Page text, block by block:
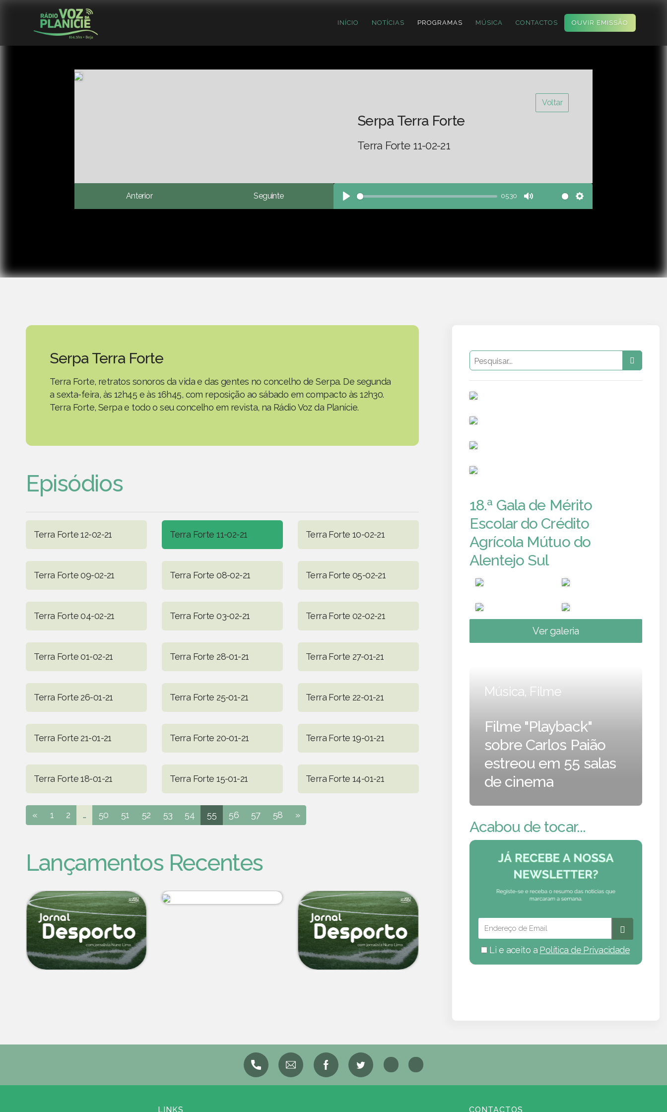
INÍCIO NOTÍCIAS PROGRAMAS MÚSICA CONTACTOS OUVIR EMISSÃO
Voltar
Serpa Terra Forte
Terra Forte 11-02-21
Anterior Seguinte
Play
05:30
Mute Settings
Serpa Terra Forte
Terra Forte, retratos sonoros da vida e das gentes no concelho de Serpa. De segunda
a sexta-feira, às 12h45 e às 16h45, com reposição ao sábado em compacto às 12h30.
Terra Forte, Serpa e todo o seu concelho em revista, na Rádio Voz da Planície.
Episódios
Terra Forte 12-02-21 Terra Forte 11-02-21 Terra Forte 10-02-21
Terra Forte 09-02-21 Terra Forte 08-02-21 Terra Forte 05-02-21
Terra Forte 04-02-21 Terra Forte 03-02-21 Terra Forte 02-02-21
Terra Forte 01-02-21 Terra Forte 28-01-21 Terra Forte 27-01-21
Terra Forte 26-01-21 Terra Forte 25-01-21 Terra Forte 22-01-21
Terra Forte 21-01-21 Terra Forte 20-01-21 Terra Forte 19-01-21
Terra Forte 18-01-21 Terra Forte 15-01-21 Terra Forte 14-01-21
« 1 2 ... 50 51 52 53 54 55 56 57 58 »
Lançamentos Recentes
18.ª Gala de Mérito
Escolar do Crédito
Agrícola Mútuo do
Alentejo Sul
Ver galeria
Música, Filme
Filme "Playback"
sobre Carlos Paião
estreou em 55 salas
de cinema
Acabou de tocar...
Li e aceito a Política de Privacidade
LINKS CONTACTOS